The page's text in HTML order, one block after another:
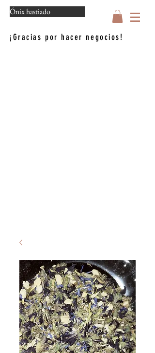
¡Gracias por hacer negocios!
Ónix hastiado